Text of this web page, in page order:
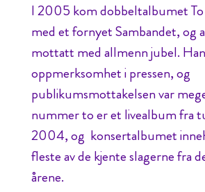
I 2005 kom dobbeltalbumet
med et fornyet Sambandet, og
mottatt med allmenn jubel.
oppmerksomhet i pressen, og
publikumsmottakelsen var
nummer to er et livealbum fra
2004, og konsertalbumet
fleste av de kjente slagerne fra
årene.